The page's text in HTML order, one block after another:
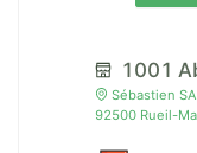
1001
Sébastien
92500 Rueil-